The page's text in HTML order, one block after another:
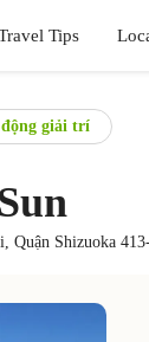
Tips
giải trí
Quận Shizuoka